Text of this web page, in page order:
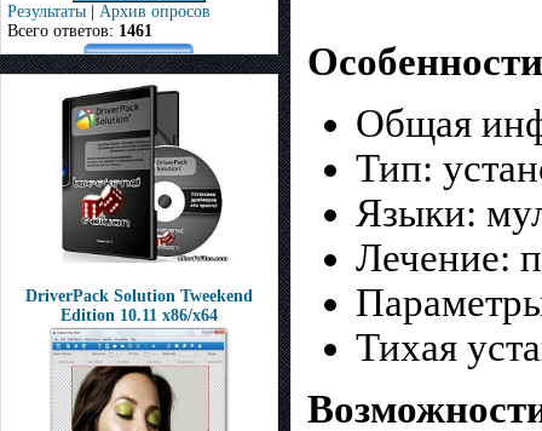
Результаты | Архив опросов
Всего ответов: 1461
DriverPack Solution Tweekend
Edition 10.11 x86/x64
Общая
Тип:
Языки:
Лечение:
Тихая